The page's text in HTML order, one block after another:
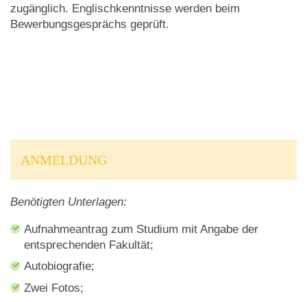
Internationales Finanzrecht 4 Kredite
Internationaler Schutz der
Menschenrechte
4 Kredite
Die Hoheit des Rechts in
zugänglich. Englischkenntnisse werden beim
Bewerbungsgesprächs geprüft.
ANMELDUNG
Benötigten Unterlagen:
Aufnahmeantrag zum Studium mit Angabe der
entsprechenden Fakultät;
Autobiografie;
Zwei Fotos;